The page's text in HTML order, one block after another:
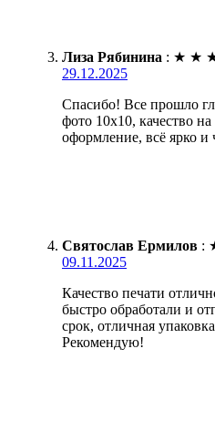
Лиза Рябинина : ★ ★
29.12.2025
Спасибо! Все прошло
фото 10х10, качество
оформление, всё ярко
Святослав Ермилов :
09.11.2025
Качество печати
быстро обработали и
срок, отличная
Рекомендую!